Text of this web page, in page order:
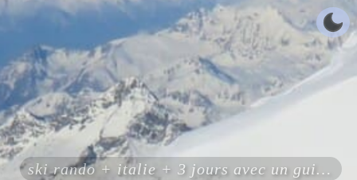
ski rando + italie + 3 jours avec un guide expérimenté certifié ENSA UIAGM